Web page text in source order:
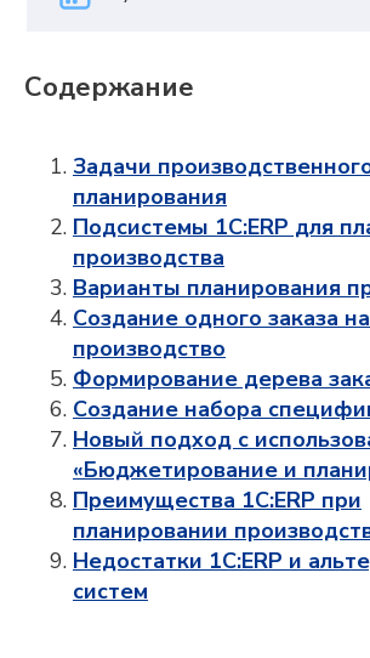
Содержание
Задачи
планирования
Подсистемы 1С:ERP для
производства
Варианты планирования
Создание одного заказа
производство
Формирование дерева
Создание набора
Новый подход с
«Бюджетирование и
Преимущества 1С:ERP при
планировании
Недостатки 1С:ERP и
систем